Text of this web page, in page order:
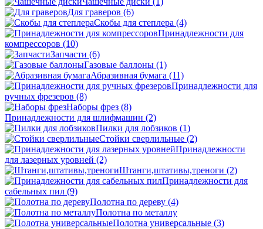
Для граверов (6)
Скобы для степлера (4)
Принадлежности для
компрессоров (10)
Запчасти (6)
Газовые баллоны (1)
Абразивная бумага (11)
Принадлежности для
ручных фрезеров (8)
Наборы фрез (8)
Принадлежности для шлифмашин (2)
Пилки для лобзиков (1)
Стойки сверлильные (2)
Принадлежности
для лазерных уровней (2)
Штанги,штативы,треноги (2)
Принадлежности для
сабельных пил (9)
Полотна по дереву (4)
Полотна по металлу
Полотна универсальные (3)